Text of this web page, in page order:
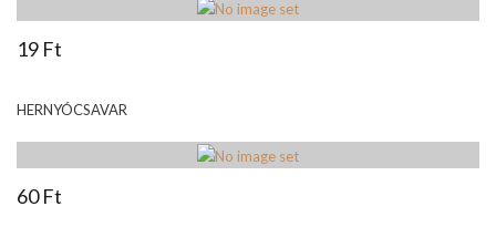
19 Ft
HERNYÓCSAVAR
60 Ft